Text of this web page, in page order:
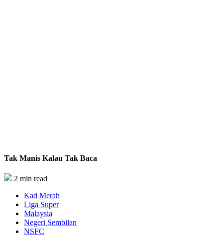
Tak Manis Kalau Tak Baca
2 min read
Kad Merah
Liga Super
Malaysia
Negeri Sembilan
NSFC